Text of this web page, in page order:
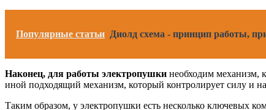
Популярные статьи Диолд схема - принцип работы,
Наконец, для работы электропушки необходим механизм,
иной подходящий механизм, который контролирует силу и
Таким образом, у электропушки есть несколько ключевых